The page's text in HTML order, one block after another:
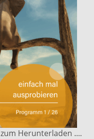
zum Herunterladen ....